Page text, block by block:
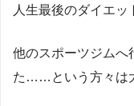
人生最後のダイエッ
他のスポーツジムへ
た……という方々は